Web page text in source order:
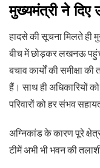
मुख्यमंत्री ने
हादसे की सूचना मिलते ही
बीच में छोड़कर लखनऊ
बचाव कार्यों की समीक्षा
हैं। साथ ही अधिकारियों
परिवारों को हर संभव
अग्निकांड के कारण पूरे
टीमें अभी भी भवन की